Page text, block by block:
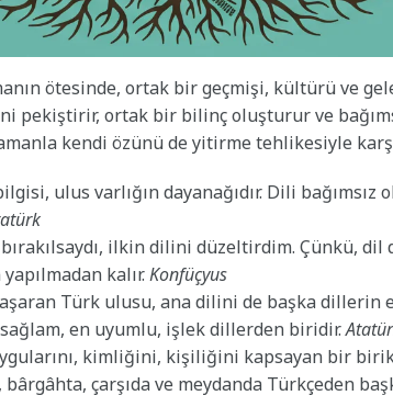
ötesinde, ortak bir geçmişi, kültürü ve
ortak bir bilinç oluşturur ve
kendi özünü de yitirme tehlikesiyle karşı
ulus varlığın dayanağıdır. Dili
ilkin dilini düzeltirdim. Çünkü, dil
kalır.Konfüçyus
Türk ulusu, ana dilini de başka dillerin
en uyumlu, işlek dillerden biridir.
kimliğini, kişiliğini kapsayan bir
çarşıda ve meydanda Türkçeden